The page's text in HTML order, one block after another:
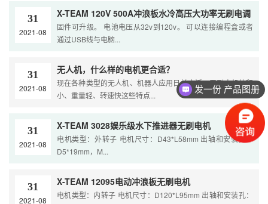
31
2021-08
X-TEAM 120V 500A冲浪板水冷高压大功率无刷电调
固件可升级。 电池电压从32v到120v。 可以连接编程盒或者
通过USB线与电脑...
31
2021-08
无人机，什么样的电机更合适？
现在各种类型的无人机、机器人应用日益广泛，无刷电机体积
小、重量轻、转速快这些特点...
31
2021-08
X-TEAM 3028娱乐级水下推进器无刷电机
电机类型：外转子 电机尺寸：D43*L58mm 出轴和安装孔：
D5*19mm，M...
31
2021-08
X-TEAM 12095电动冲浪板无刷电机
电机类型：内转子 电机尺寸：D120*L95mm 出轴和安装孔：
发一份 产品图册